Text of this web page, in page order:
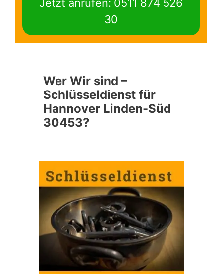
Jetzt anrufen: 0511 874 526
30
Wer Wir sind –
Schlüsseldienst für
Hannover Linden-Süd
30453?